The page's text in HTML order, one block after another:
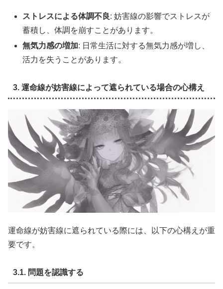
ストレスによる体調不良: 妨害線の影響でストレスが
蓄積し、体調を崩すことがあります。
無気力感の増加: 日常生活に対する無気力感が増し、
活力を失うことがあります。
3. 運命線が妨害線によって遮られている場合の心構え
運命線が妨害線に遮られている際には、以下の心構えが重
要です。
3.1. 問題を認識する